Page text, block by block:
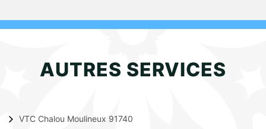
AUTRES SERVICES
VTC Chalou Moulineux 91740